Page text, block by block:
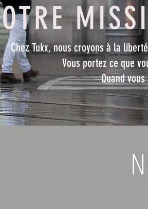
Chez Tukx, nous croyons à la
Vous portez ce que
Quand